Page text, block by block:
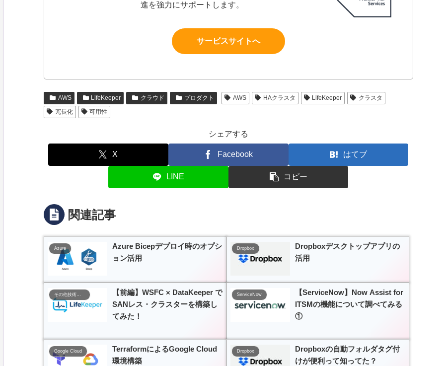
進を強力にサポートします。
サービスサイトへ
AWS LifeKeeper クラウド プロダクト AWS HAクラスタ LifeKeeper
クラスタ
冗長化
可用性
シェアする
X Facebook はてブ
LINE コピー
関連記事
Azure
Azure Bicepデプロイ時のオプシ
ョン活用
Dropbox
Dropboxデスクトップアプリの
活用
その他技術ナレッジ
【前編】WSFC × DataKeeper で
SANレス・クラスターを構築し
てみた！
ServiceNow
【ServiceNow】Now Assist for
ITSMの機能について調べてみる
①
Google Cloud
TerraformによるGoogle Cloud
環境構築
Dropbox
Dropboxの自動フォルダタグ付
けが便利って知ってた？